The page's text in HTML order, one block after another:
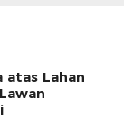
atas Lahan